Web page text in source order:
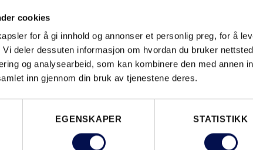
cookies
for å gi innhold og annonser et personlig preg, for å
deler dessuten informasjon om hvordan du bruker
og analysearbeid, som kan kombinere den med annen
inn gjennom din bruk av tjenestene deres.
EGENSKAPER STATISTIKK